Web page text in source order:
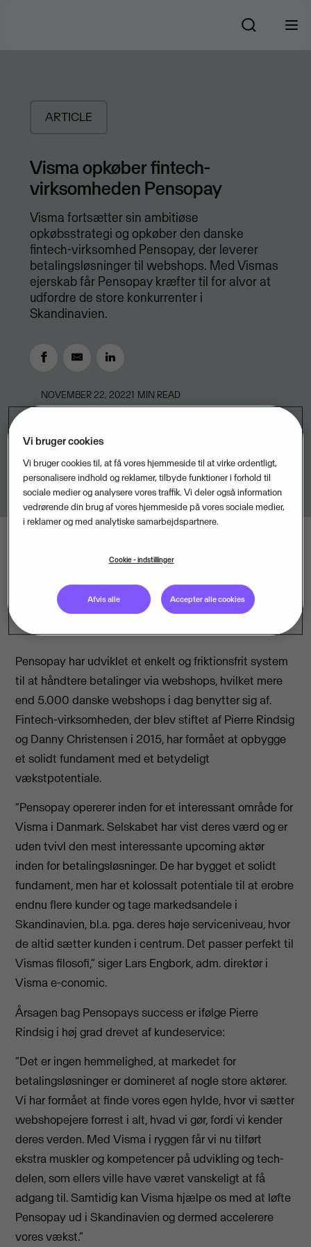
ARTICLE
Visma opkøber fintech-
virksomheden Pensopay
Visma fortsætter sin ambitiøse
opkøbsstrategi og opkøber den danske
fintech-virksomhed Pensopay, der leverer
betalingsløsninger til webshops. Med Vismas
ejerskab får Pensopay kræfter til for alvor at
udfordre de store konkurrenter i
Skandinavien.
NOVEMBER 22, 20221 MIN READ
Pensopay har udviklet et enkelt og friktionsfrit system
til at håndtere betalinger via webshops, hvilket mere
end 5.000 danske webshops i dag benytter sig af.
Fintech-virksomheden, der blev stiftet af Pierre Rindsig
og Danny Christensen i 2015, har formået at opbygge
et solidt fundament med et betydeligt
vækstpotentiale.
“Pensopay opererer inden for et interessant område for
Visma i Danmark. Selskabet har vist deres værd og er
uden tvivl den mest interessante upcoming aktør
inden for betalingsløsninger. De har bygget et solidt
fundament, men har et kolossalt potentiale til at erobre
endnu flere kunder og tage markedsandele i
Skandinavien, bl.a. pga. deres høje serviceniveau, hvor
de altid sætter kunden i centrum. Det passer perfekt til
Vismas filosofi,” siger Lars Engbork, adm. direktør i
Visma e-conomic.
Årsagen bag Pensopays success er ifølge Pierre
Rindsig i høj grad drevet af kundeservice:
“Det er ingen hemmelighed, at markedet for
betalingsløsninger er domineret af nogle store aktører.
Vi har formået at finde vores egen hylde, hvor vi sætter
webshopejere forrest i alt, hvad vi gør, fordi vi kender
deres verden. Med Visma i ryggen får vi nu tilført
ekstra muskler og kompetencer på udvikling og tech-
delen, som ellers ville have været vanskeligt at få
adgang til. Samtidig kan Visma hjælpe os med at løfte
Pensopay ud i Skandinavien og dermed accelerere
vores vækst.”
Vi bruger cookies
Vi bruger cookies til, at få vores hjemmeside til at virke ordentligt,
personalisere indhold og reklamer, tilbyde funktioner i forhold til
sociale medier og analysere vores traffik. Vi deler også information
vedrørende din brug af vores hjemmeside på vores sociale medier,
i reklamer og med analytiske samarbejdspartnere.
Cookie - indstillinger
Afvis alle Accepter alle cookies